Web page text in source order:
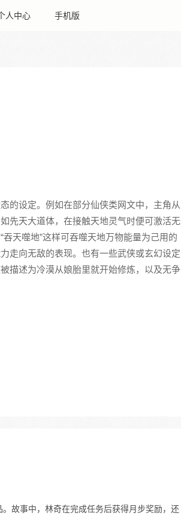
人中心 手机版
的设定。例如在部分仙侠类网文中，主角从
先天大道体，在接触天地灵气时便可激活无
天噬地”这样可吞噬天地万物能量为己用的
走向无敌的表现。也有一些武侠或玄幻设定
描述为冷漠从娘胎里就开始修炼，以及无争
故事中，林奇在完成任务后获得月步奖励，还